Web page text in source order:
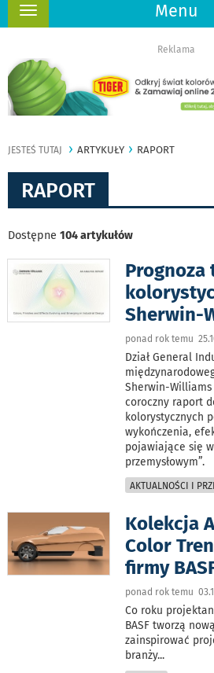
Menu
Rozwiń
Reklama
JESTEŚ TUTAJ ARTYKUŁY RAPORT
RAPORT
Dostępne 104 artykułów
Prognoza
Sherwin-
ponad rok temu
Dział General
Sherwin-
coroczny raport
kolorystycznych
wykończenia,
pojawiające się
przemysłowym”.
AKTUALNOŚCI I
Kolekcja
Color
firmy
ponad rok temu
Co roku
BASF tworzą
zainspirować
branży...